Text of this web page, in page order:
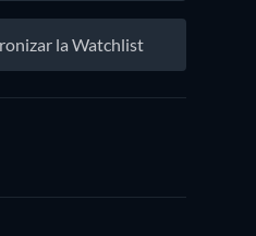
la Watchlist